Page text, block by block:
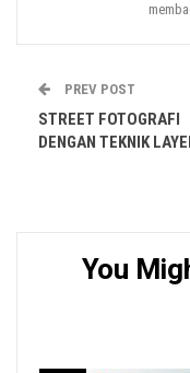
PREV POST
STREET FOTOGRAFI
DENGAN TEKNIK
You